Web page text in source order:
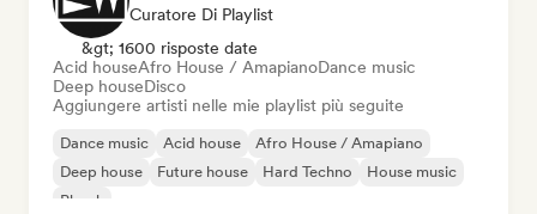
Curatore Di Playlist
&gt; 1600 risposte date
Acid houseAfro House / AmapianoDance music
Deep houseDisco
Aggiungere artisti nelle mie playlist più seguite
Dance music Acid house
Afro House / Amapiano
Deep house
Future house Hard Techno
House music
Phonk